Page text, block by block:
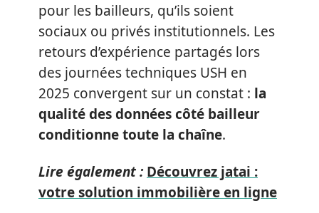
pour les bailleurs, qu’ils soient
sociaux ou privés institutionnels. Les
retours d’expérience partagés lors
des journées techniques USH en
2025 convergent sur un constat : la
qualité des données côté bailleur
conditionne toute la chaîne.
Lire également : Découvrez jatai :
votre solution immobilière en ligne